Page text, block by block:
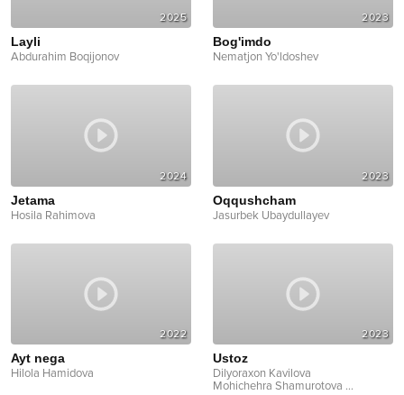
2025
Layli
Abdurahim Boqijonov
2023
Bog'imdo
Nematjon Yo'ldoshev
2024
Jetama
Hosila Rahimova
2023
Oqqushcham
Jasurbek Ubaydullayev
2022
Ayt nega
Hilola Hamidova
2023
Ustoz
Dilyoraxon Kavilova
Mohichehra Shamurotova ...